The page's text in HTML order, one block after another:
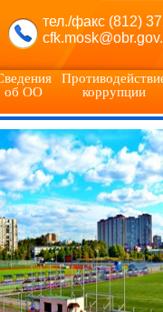
тел./факс (812)
об ОО
коррупции